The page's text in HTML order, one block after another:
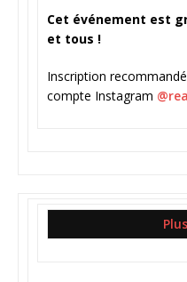
Cet événement est
et tous !
Inscription
compte Instagram